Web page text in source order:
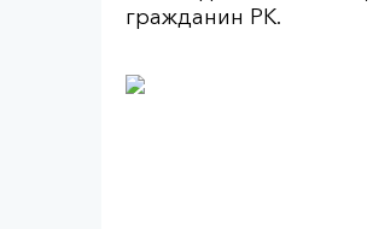
гражданин РК.